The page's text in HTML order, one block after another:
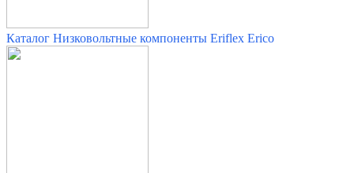
Каталог Низковольтные компоненты Eriflex Erico